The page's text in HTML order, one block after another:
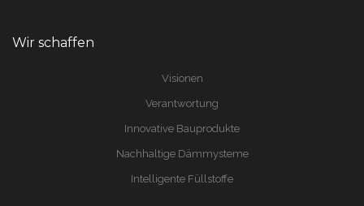
Wir schaffen
Visionen
Verantwortung
Innovative Bauprodukte
Nachhaltige Dämmysteme
Intelligente Füllstoffe